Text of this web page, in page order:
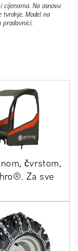
Na osnovu
Model na
prodavnici.
čvrstom,
Za sve